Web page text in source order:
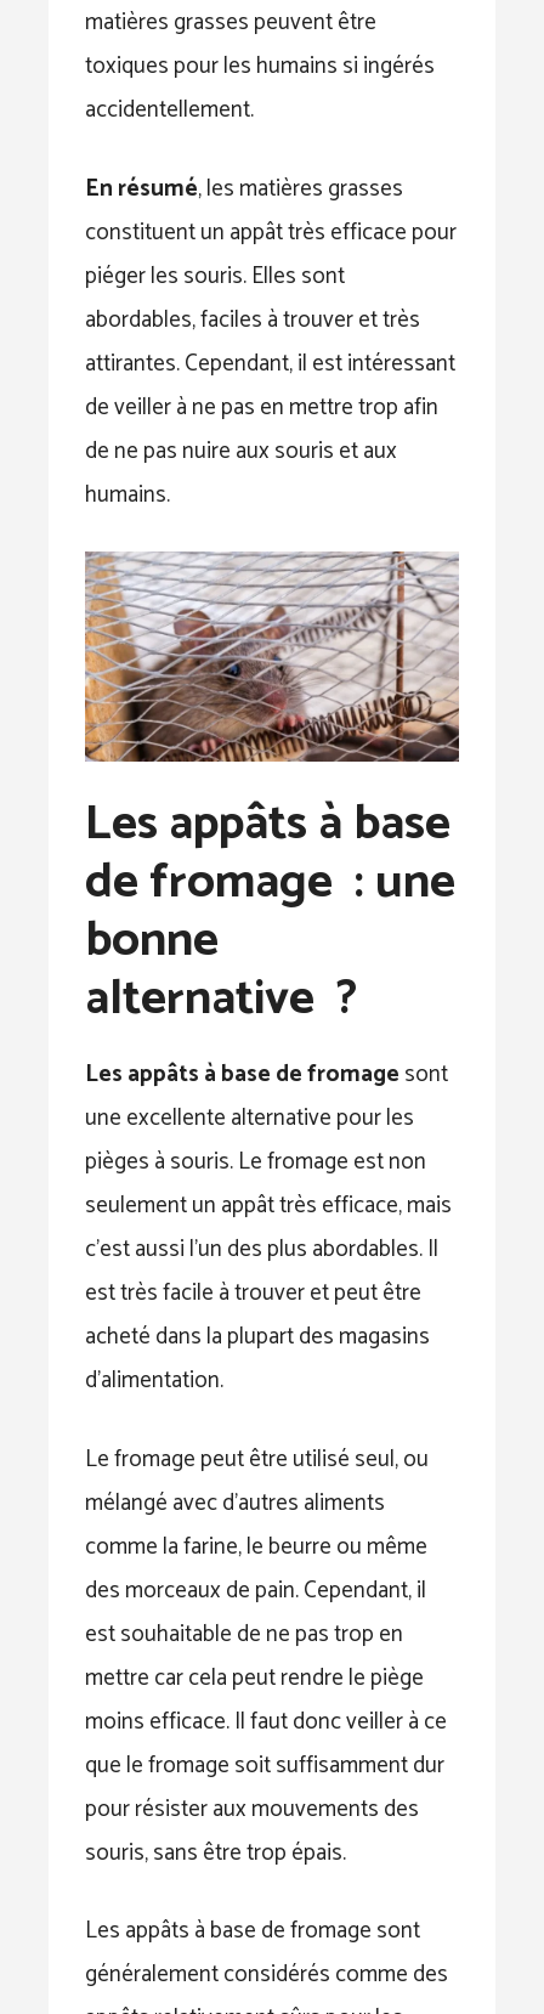
matières grasses peuvent être
toxiques pour les humains si ingérés
accidentellement.
En résumé, les matières grasses
constituent un appât très efficace pour
piéger les souris. Elles sont
abordables, faciles à trouver et très
attirantes. Cependant, il est intéressant
de veiller à ne pas en mettre trop afin
de ne pas nuire aux souris et aux
humains.
Les appâts à base
de fromage : une
bonne
alternative ?
Les appâts à base de fromagesont
une excellente alternative pour les
pièges à souris. Le fromage est non
seulement un appât très efficace, mais
c’est aussi l’un des plus abordables. Il
est très facile à trouver et peut être
acheté dans la plupart des magasins
d’alimentation.
Le fromage peut être utilisé seul, ou
mélangé avec d’autres aliments
comme la farine, le beurre ou même
des morceaux de pain. Cependant, il
est souhaitable de ne pas trop en
mettre car cela peut rendre le piège
moins efficace. Il faut donc veiller à ce
que le fromage soit suffisamment dur
pour résister aux mouvements des
souris, sans être trop épais.
Les appâts à base de fromage sont
généralement considérés comme des